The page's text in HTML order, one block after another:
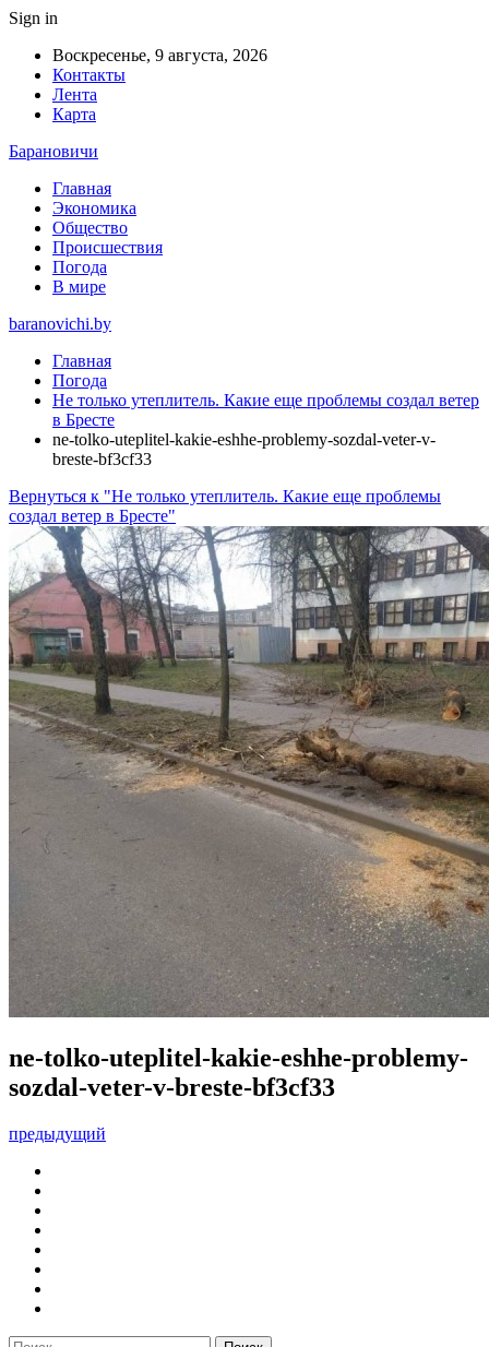
Sign in
Воскресенье, 9 августа, 2026
Контакты
Лента
Карта
Барановичи
Главная
Экономика
Общество
Происшествия
Погода
В мире
baranovichi.by
Главная
Погода
Не только утеплитель. Какие еще проблемы создал ветер
в Бресте
ne-tolko-uteplitel-kakie-eshhe-problemy-sozdal-veter-v-
breste-bf3cf33
Вернуться к "Не только утеплитель. Какие еще проблемы
создал ветер в Бресте"
ne-tolko-uteplitel-kakie-eshhe-problemy-
sozdal-veter-v-breste-bf3cf33
предыдущий